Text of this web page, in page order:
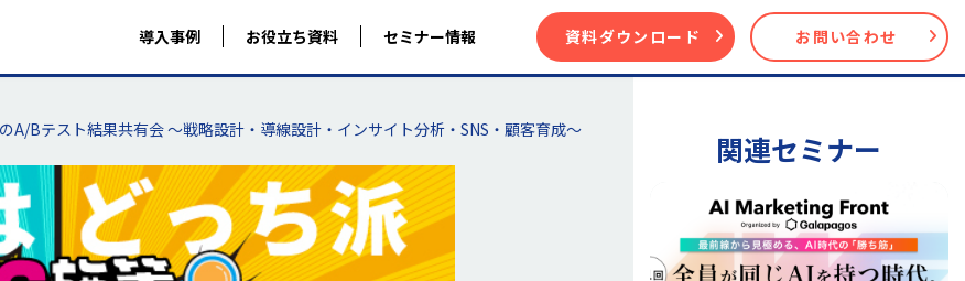
導入事例 お役立ち資料 セミナー情報 資料ダウンロード お問い合わせ
Bテスト結果共有会 ～戦略設計・導線設計・インサイト分析・SNS・顧客育成～
関連セミナー